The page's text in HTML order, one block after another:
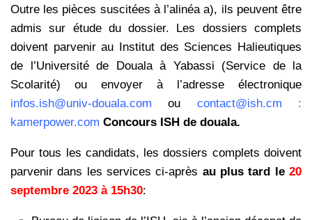
Outre les pièces suscitées à l’alinéa a), ils peuvent être
admis sur étude du dossier. Les dossiers complets
doivent parvenir au Institut des Sciences Halieutiques
de l’Université de Douala à Yabassi (Service de la
Scolarité) ou envoyer à l’adresse électronique
infos.ish@univ-douala.com ou contact@ish.cm :
kamerpower.com Concours ISH de douala.
Pour tous les candidats, les dossiers complets doivent
parvenir dans les services ci-après au plustard le 20
septembre 2023 à 15h30: